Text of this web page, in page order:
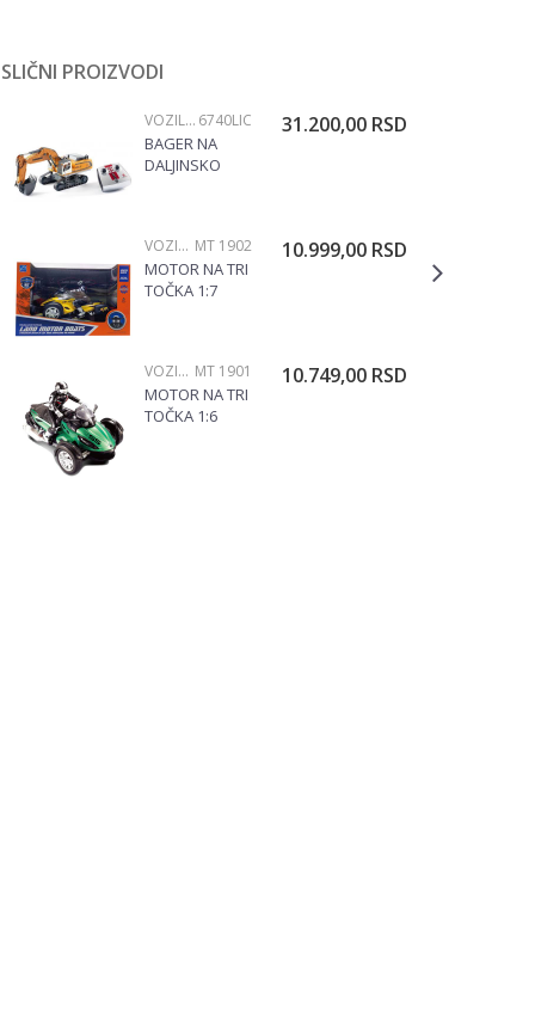
SLIČNI PROIZVODI
VOZILA NA DALJINSKO UPRAVLJANJE 6740LIC
BAGER NA
DALJINSKO
31.200,00 RSD
VOZILA NA DALJINSKO UPRAVLJANJE MT 1902
MOTOR NA TRI
TOČKA 1:7
10.999,00 RSD
VOZILA NA DALJINSKO UPRAVLJANJE MT 1901
MOTOR NA TRI
TOČKA 1:6
10.749,00 RSD